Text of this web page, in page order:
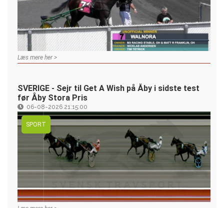
Læs mere her >
SVERIGE - Sejr til Get A Wish på Åby i sidste test
før Åby Stora Pris
06-08-2026 21:15:00
SPORT